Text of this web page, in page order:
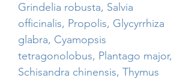
Grindelia robusta, Salvia
officinalis, Propolis, Glycyrrhiza
glabra, Cyamopsis
tetragonolobus, Plantago major,
Schisandra chinensis, Thymus